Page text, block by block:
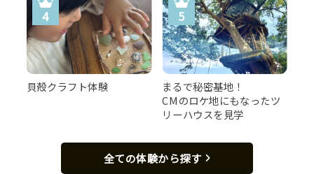
貝殻クラフト体験
まるで秘密基地！
CMのロケ地にもなったツ
リーハウスを見学
全ての体験から探す